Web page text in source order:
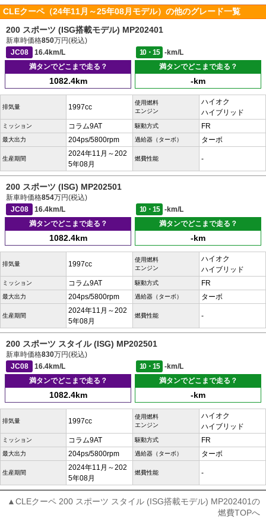
CLEクーペ（24年11月～25年08月モデル）の他のグレード一覧
200 スポーツ (ISG搭載モデル) MP202401
新車時価格850万円(税込)
JC08
16.4km/L 10・15
-km/L
満タンでどこまで走る？
1082.4km
満タンでどこまで走る？
-km
排気量 1997cc
使用燃料
エンジン
ハイオク
ハイブリッド
ミッション コラム9AT 駆動方式 FR
最大出力 204ps/5800rpm 過給器（ターボ） ターボ
生産期間
2024年11月～202
5年08月
燃費性能 -
200 スポーツ (ISG) MP202501
新車時価格854万円(税込)
JC08
16.4km/L 10・15
-km/L
満タンでどこまで走る？
1082.4km
満タンでどこまで走る？
-km
排気量 1997cc
使用燃料
エンジン
ハイオク
ハイブリッド
ミッション コラム9AT 駆動方式 FR
最大出力 204ps/5800rpm 過給器（ターボ） ターボ
生産期間
2024年11月～202
5年08月
燃費性能 -
200 スポーツ スタイル (ISG) MP202501
新車時価格830万円(税込)
JC08
16.4km/L 10・15
-km/L
満タンでどこまで走る？
1082.4km
満タンでどこまで走る？
-km
排気量 1997cc
使用燃料
エンジン
ハイオク
ハイブリッド
ミッション コラム9AT 駆動方式 FR
最大出力 204ps/5800rpm 過給器（ターボ） ターボ
生産期間
2024年11月～202
5年08月
燃費性能 -
▲CLEクーペ 200 スポーツ スタイル (ISG搭載モデル) MP202401の
燃費TOPへ